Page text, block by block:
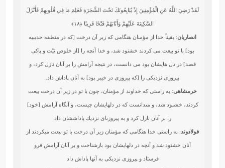
لَقَدْ رَضِيَ اللَّهُ عَنِ الْمُؤْمِنِينَ إِذْ يُبَايِعُونَكَ تَحْتَ الشَّجَرَةِ فَعَلِمَ مَا فِي قُلُوبِهِمْ فَأَنْزَلَ
السَّكِينَةَ عَلَيْهِمْ وَأَثَابَهُمْ فَتْحًا قَرِيبًا ﴿۱۸﴾
انصاریان: یقیناً خدا از مؤمنان هنگامی که زیر آن درخت [که در منطقه حدیبیه
بود] با تو بیعت می کردند خشنود شد، و خدا آنچه را [از خلوص نیّت و پاکی
قصد] در دل هایشان بود می دانست، در نتیجه آرامش را بر آنان نازل کرد، و
پیروزی نزدیکی را [که پیروزی در خیبر بود] به آنان پاداش داد.
خرمشاهی: به راستى كه خداوند از مؤمنان، چون با تو در زير آن درخت بيعت
كردند، خشنود شد، و مى‏دانست كه در دلهايشان چيست، و آنگاه آرامش [خود]
را بر آنان نازل كرد و به پيروزى‏اى نزديك پاداششان داد
فولادوند: به راستى خدا هنگامى كه مؤمنان زير آن درخت با تو بيعت میکردند از
آنان خشنود شد و آنچه در دلهايشان بود بازشناخت و بر آنان آرامش فرو
فرستاد و پيروزى نزديكى به آنها پاداش داد